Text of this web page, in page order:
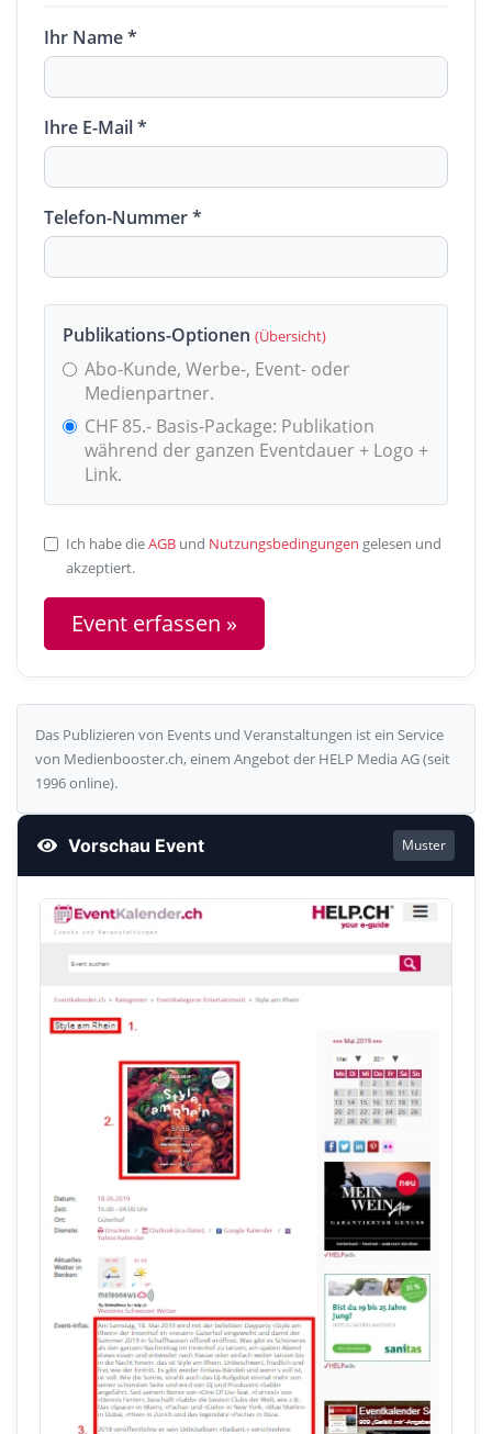
Ihr Name *
Ihre E-Mail *
Telefon-Nummer *
Publikations-Optionen (Übersicht)
Abo-Kunde, Werbe-, Event- oder
Medienpartner.
CHF 85.- Basis-Package: Publikation
während der ganzen Eventdauer + Logo +
Link.
Ich habe dieAGB und Nutzungsbedingungen gelesen und
akzeptiert.
Das Publizieren von Events und Veranstaltungen ist ein Service
von Medienbooster.ch, einem Angebot der HELP Media AG (seit
1996 online).
Vorschau Event Muster